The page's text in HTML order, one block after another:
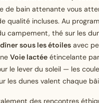
de bain attenante vous
qualité incluses. Au
campement, thé sur les
dîner sous les étoiles avec
Voie lactée étincelante
le lever du soleil — les
les dunes valent chaque
des rencontres